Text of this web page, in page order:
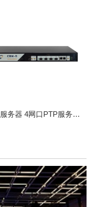
时间服务器 4网口PTP服务器 CBM-D-40